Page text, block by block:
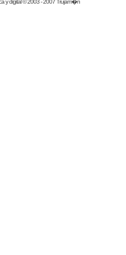
y digital © 2003 - 2007 Trujam�n